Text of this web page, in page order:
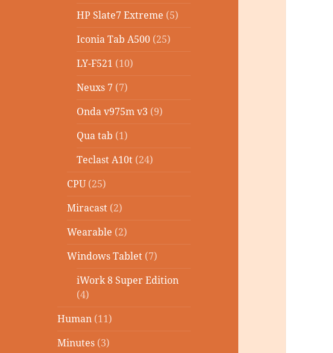
HP Slate7 Extreme (5)
Iconia Tab A500 (25)
LY-F521 (10)
Neuxs 7 (7)
Onda v975m v3 (9)
Qua tab (1)
Teclast A10t (24)
CPU(25)
Miracast (2)
Wearable (2)
Windows Tablet (7)
iWork 8 Super Edition
(4)
Human (11)
Minutes (3)